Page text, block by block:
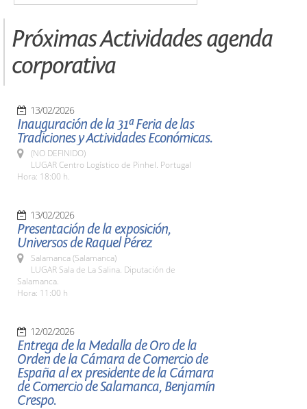
Próximas Actividades agenda
corporativa
13/02/2026
Inauguración de la 31ª Feria de las
Tradiciones y Actividades Económicas.
(NO DEFINIDO)
LUGAR Centro Logístico de Pinhel. Portugal
Hora: 18:00 h.
13/02/2026
Presentación de la exposición,
Universos de Raquel Pérez
Salamanca (Salamanca)
LUGAR Sala de La Salina. Diputación de
Salamanca.
Hora: 11:00 h
12/02/2026
Entrega de la Medalla de Oro de la
Orden de la Cámara de Comercio de
España al ex presidente de la Cámara
de Comercio de Salamanca, Benjamín
Crespo.